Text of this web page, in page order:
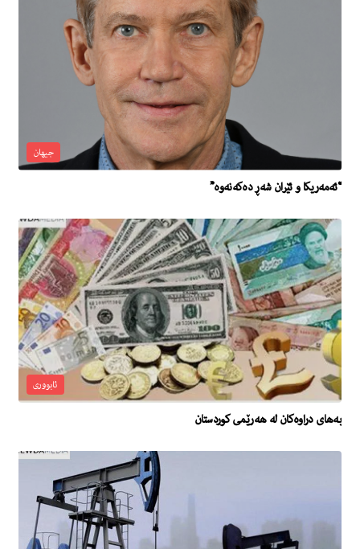
جیهان
“ئه‌مه‌ریكا و ئێران شه‌ڕ ده‌كه‌نه‌وه‌”
ئابووری
بەهای دراوەکان لە هەرێمی کوردستان